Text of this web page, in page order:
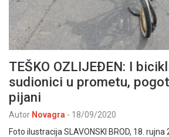
TEŠKO OZLIJEĐEN: I
sudionici u prometu,
pijani
Autor Novagra - 18/09/2020
Foto ilustracija SLAVONSKI BROD, 18.